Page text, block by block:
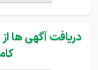
دریافت آگهی ها